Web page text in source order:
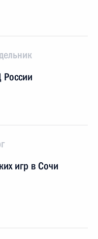
России
игр в Сочи